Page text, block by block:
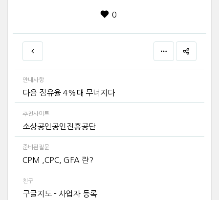
0
안내사항
다음 점유율 4%대 무너지다
추천사이트
소상공인공인진흥공단
준비된질문
CPM ,CPC, GFA 란?
친구
구글지도 - 사업자 등록